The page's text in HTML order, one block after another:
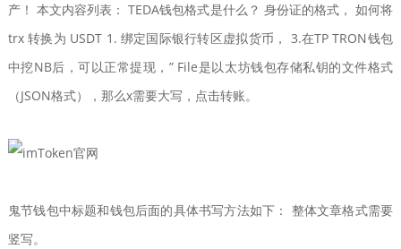
产！ 本文内容列表： TEDA钱包格式是什么？ 身份证的格式， 如何将
trx 转换为 USDT 1. 绑定国际银行转区虚拟货币， 3.在TP TRON钱包
中挖NB后，可以正常提现，” File是以太坊钱包存储私钥的文件格式
（JSON格式），那么x需要大写，点击转账。
鬼节钱包中标题和钱包后面的具体书写方法如下： 整体文章格式需要
竖写。